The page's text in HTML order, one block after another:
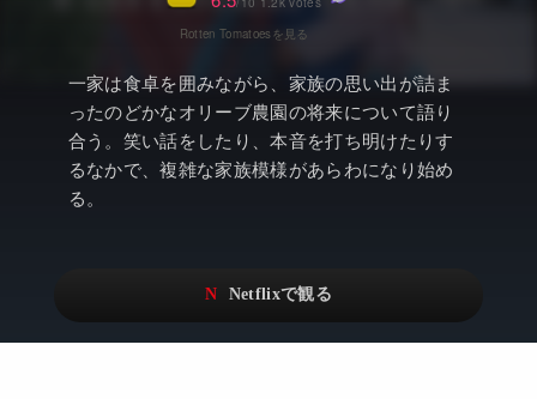
アニメ
ドキュメンタリー
Netflixオリジナル作品
日本語吹替対応作品
その他の国のTV番組
VOD 総合作品情報
Netflix・VOD総合News
Watchlistへ
Netflix Video
Netflix 吹替版作品
Netflix 高い評価の海外作品
一家は食卓を囲みながら、家族の思い出が詰ま
ったのどかなオリーブ農園の将来について語り
合う。笑い話をしたり、本音を打ち明けたりす
るなかで、複雑な家族模様があらわになり始め
る。